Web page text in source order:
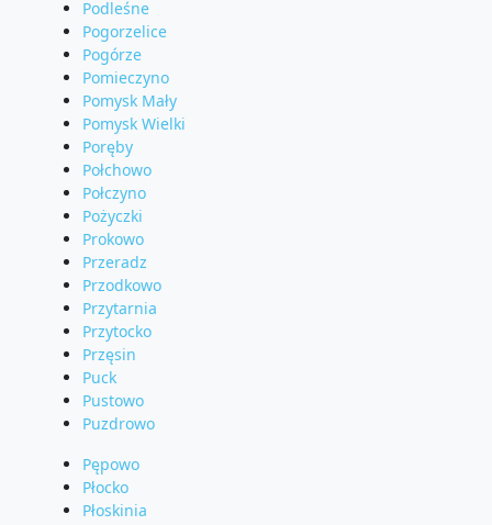
Podleśne
Pogorzelice
Pogórze
Pomieczyno
Pomysk Mały
Pomysk Wielki
Poręby
Połchowo
Połczyno
Pożyczki
Prokowo
Przeradz
Przodkowo
Przytarnia
Przytocko
Przęsin
Puck
Pustowo
Puzdrowo
Pępowo
Płocko
Płoskinia